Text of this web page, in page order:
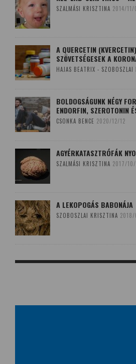
SZALMÁSI KRISZTINA 2014/11/
A QUERCETIN
SZÖVETSÉGESEK A
HAJAS BEATRIX - SZOBOSZLAI
BOLDOGSÁGUNK NÉGY
ENDORFIN, SZEROTONIN
CSONKA BENCE 2020/12/12
AGYÉRKATASZTRÓFÁK
SZALMÁSI KRISZTINA 2017/
A LEKOPOGÁS BABONÁJA
SZOBOSZLAI KRISZTINA